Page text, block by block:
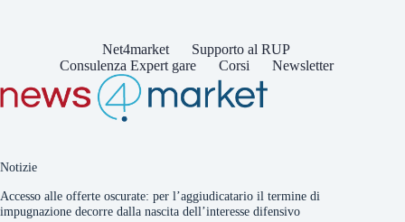
Net4market
Supporto al RUP
Consulenza Expert gare
Corsi Newsletter
Notizie
Accesso alle offerte oscurate: per l’aggiudicatario il termine di
impugnazione decorre dalla nascita dell’interesse difensivo